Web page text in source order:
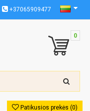
+37065909477
0
Patikusios prekės (0)